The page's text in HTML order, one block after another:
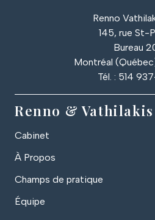
Renno
145, rue St-
Bureau
Montréal
Tél. : 514
Renno & Vathilakis
Cabinet
À Propos
Champs de pratique
Équipe